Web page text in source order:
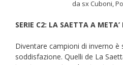
da sx Cuboni,
SERIE C2: LA SAETTA A META’
Diventare campioni di inverno è
soddisfazione. Quelli de La